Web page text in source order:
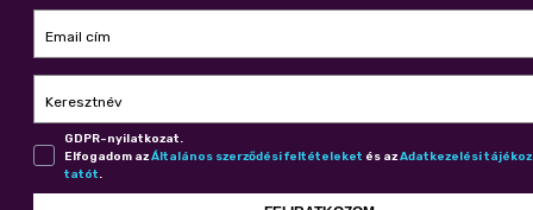
Email cím
Keresztnév
GDPR-nyilatkozat.
Elfogadom azÁl­ta­lá­nos szer­ző­dé­si fel­té­te­le­ket és azAdat­ke­ze­lé­si
ta­tót.